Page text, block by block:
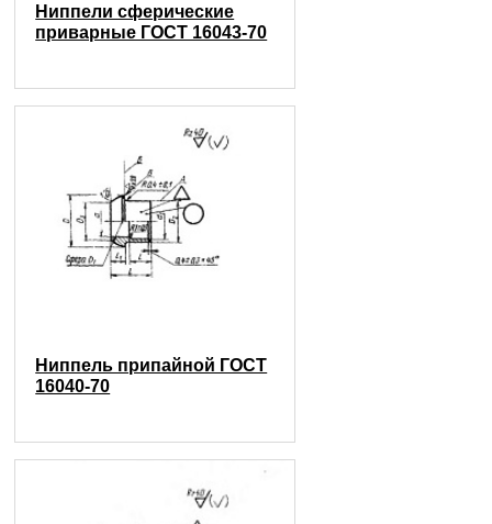
Ниппели сферические
приварные ГОСТ 16043-70
Ниппель припайной ГОСТ
16040-70